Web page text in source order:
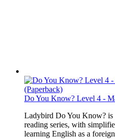
Do You Know? Level 4 -
Ladybird Do You Know? is
reading series, with
learning English as a